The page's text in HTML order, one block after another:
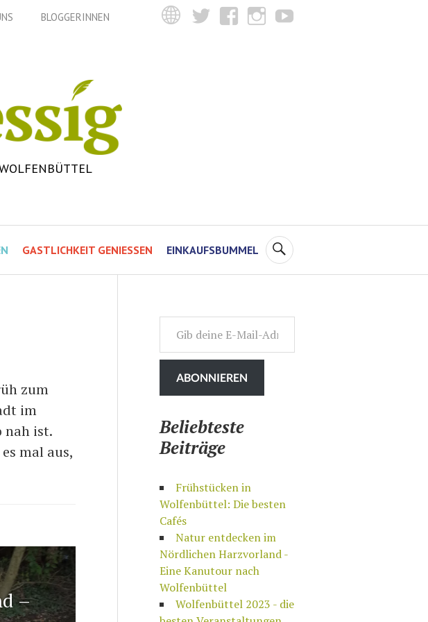
BLOGGERINNEN TwitterFacebookInstagram
GASTLICHKEIT GENIESSEN EINKAUFSBUMMEL SUCHE
zum
im
nah ist.
mal aus,
–
Gib deine E-Mail-Adresse ein ...
ABONNIEREN
Beliebteste
Beiträge
Frühstücken in
Wolfenbüttel: Die besten
Cafés
Natur entdecken im
Nördlichen Harzvorland -
Eine Kanutour nach
Wolfenbüttel
Wolfenbüttel 2023 - die